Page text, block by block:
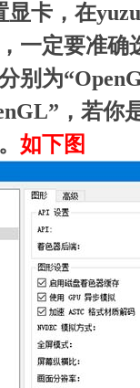
显卡，在
一定要准确
别为
，若你
如下图